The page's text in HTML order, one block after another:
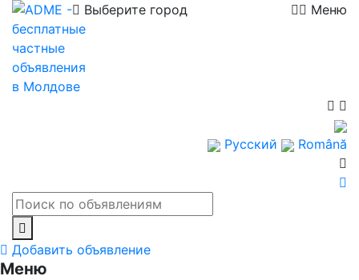
Выберите город Меню
Русский Română
Добавить объявление
Меню